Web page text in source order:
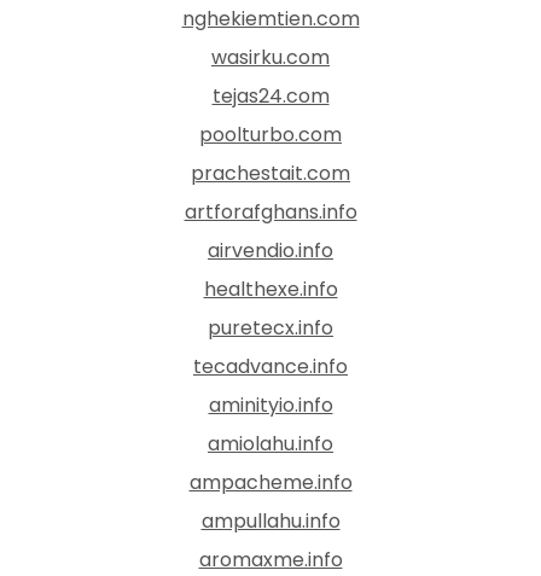
nghekiemtien.com
wasirku.com
tejas24.com
poolturbo.com
prachestait.com
artforafghans.info
airvendio.info
healthexe.info
puretecx.info
tecadvance.info
aminityio.info
amiolahu.info
ampacheme.info
ampullahu.info
aromaxme.info